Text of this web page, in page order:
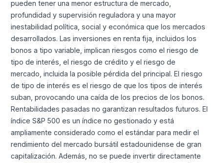
pueden tener una menor estructura de mercado,
profundidad y supervisión reguladora y una mayor
inestabilidad política, social y económica que los mercados
desarrollados. Las inversiones en renta fija, incluidos los
bonos a tipo variable, implican riesgos como el riesgo de
tipo de interés, el riesgo de crédito y el riesgo de
mercado, incluida la posible pérdida del principal. El riesgo
de tipo de interés es el riesgo de que los tipos de interés
suban, provocando una caída de los precios de los bonos.
Rentabilidades pasadas no garantizan resultados futuros. El
índice S&P 500 es un índice no gestionado y está
ampliamente considerado como el estándar para medir el
rendimiento del mercado bursátil estadounidense de gran
capitalización. Además, no se puede invertir directamente